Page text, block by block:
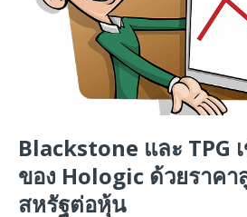
Blackstone และ TPG
ของ Hologic ด้วยราคา
สหรัฐต่อหุ้น